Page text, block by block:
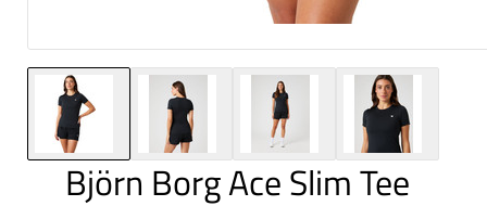
Björn Borg Ace Slim Tee